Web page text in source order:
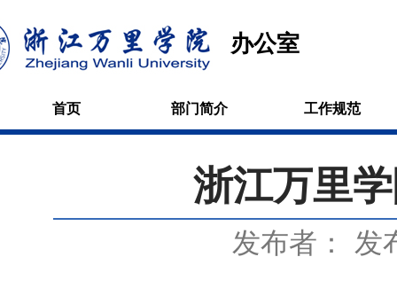
办公室
首页 部门简介 工作规范
浙江万里
发布者： 发